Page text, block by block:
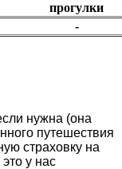
прогулки
-
нужна (она
путешествия
страховку на
у нас